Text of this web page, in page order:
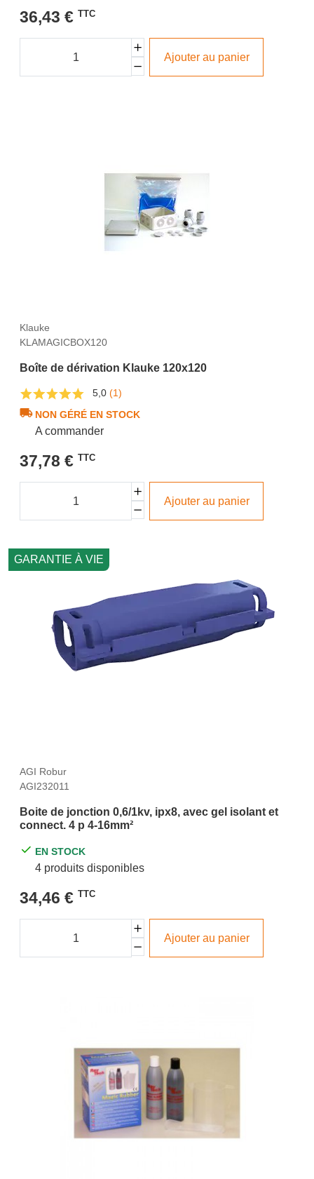
36,43 € TTC
Ajouter au panier
Klauke
KLAMAGICBOX120
Boîte de dérivation Klauke 120x120
5,0 (1)
NON GÉRÉ EN STOCK
A commander
37,78 € TTC
Ajouter au panier
GARANTIE À VIE
AGI Robur
AGI232011
Boite de jonction 0,6/1kv, ipx8, avec gel isolant et
connect. 4 p 4-16mm²
EN STOCK
4 produits disponibles
34,46 € TTC
Ajouter au panier